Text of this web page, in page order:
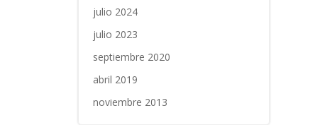
julio 2024
julio 2023
septiembre 2020
abril 2019
noviembre 2013